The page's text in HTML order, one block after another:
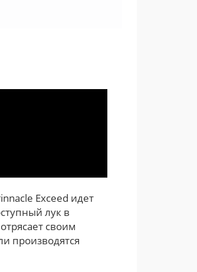
Exceed идет
лук в
своим
производятся